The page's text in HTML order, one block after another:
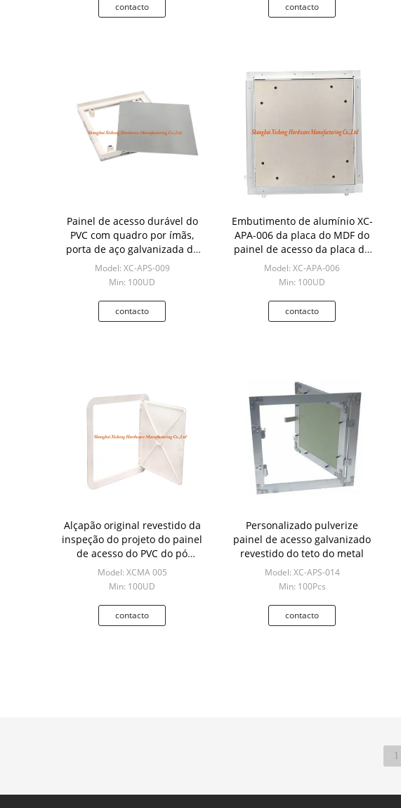
contacto contacto
Painel de acesso durável do
PVC com quadro por ímãs,
porta de aço galvanizada do
PVC do PVC
Model: XC-APS-009
Min: 100UD
contacto
Embutimento de alumínio XC-
APA-006 da placa do MDF do
painel de acesso da placa de
gesso do quadro
Model: XC-APA-006
Min: 100UD
contacto
Alçapão original revestido da
inspeção do projeto do painel
de acesso do PVC do pó
branco
Model: XCMA 005
Min: 100UD
contacto
Personalizado pulverize
painel de acesso galvanizado
revestido do teto do metal
Model: XC-APS-014
Min: 100Pcs
contacto
1